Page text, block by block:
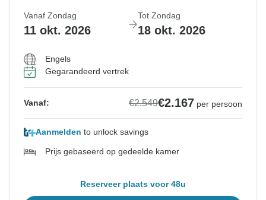
Vanaf Zondag
11 okt. 2026
Tot Zondag
18 okt. 2026
Engels
Gegarandeerd vertrek
Vanaf: €2.549€2.167 per persoon
Aanmelden to unlock savings
Prijs gebaseerd op gedeelde kamer
Reserveer plaats voor 48u